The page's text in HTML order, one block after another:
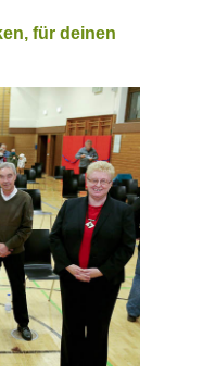
für deinen